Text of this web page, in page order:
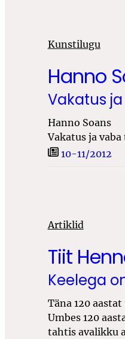
Kunstilugu
Hanno
Vakatus
Hanno Soans
Vakatus ja vaba
10-11/2012
Artiklid
Tiit
Keelega
Täna 120 aastat
Umbes 120
tahtis avalikku